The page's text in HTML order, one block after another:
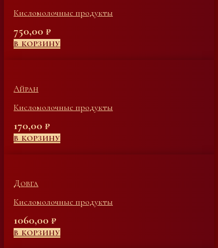
Кисломолочные продукты
750,00 ₽
В КОРЗИНУ
Айран
Кисломолочные продукты
170,00 ₽
В КОРЗИНУ
Довга
Кисломолочные продукты
1060,00 ₽
В КОРЗИНУ